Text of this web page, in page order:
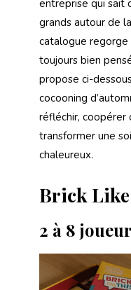
entreprise qui sait
grands autour de
catalogue
toujours bien
propose ci-
cocooning
réfléchir, coopérer
transformer une
chaleureux.
Brick
2 à 8